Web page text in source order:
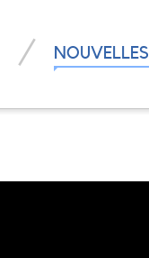
NOUVELLES